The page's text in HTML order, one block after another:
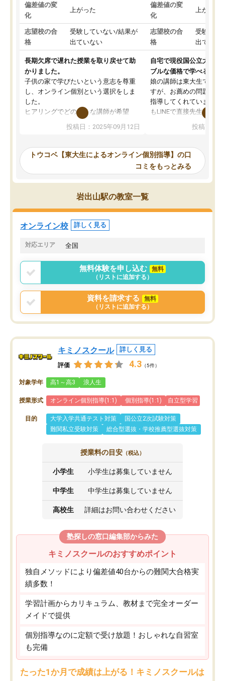
偏差値の変
化
上がった
志望校の合
格
受験していない/結果が
出ていない
長期欠席で遅れた授業を取り戻せて助
かりました。
子供の家で学びたいという意志を尊重
し、オンライン個別という選択をしま
した。
ヒアリングでどのような講師が希望
か、オプションは付帯するかなど選ぶ
事が出来ました。
ーティングを行い、その講師で良いか
見てから講師を決定する事ができま
す。
うちの子は、初回面談の講師の方で決
オンラインツールを使用した単語帳の
共有があり宿題もそちらで出される形
でした。
言う事で講師変更の申し出があり、あ
まりに短期での変更だった為、塾に通
う事にして退会しました。遅れも取り
戻せ、授業内容や講師の方は良かった
と思います。
投稿日：2025年09月12日
偏差値の変
化
上がった
志望校の合
格
受験して
出ていな
自宅で現役国公立大学生
ブルな価格で学べる
娘の講師は東大生では無
すが、お薦めの問題集や
指導してくれています。
もLINEで直接先生に質問
めれるので、個人に合
いなのがあり(有料)、受
ことをどんなスケジュー
くか相談したのですが、
ち期待したものではなく
くなってきたようなので
投稿日：
トウコベ【東大生によるオンライン個別指導】の口
コミをもっとみる
岩出山駅の教室一覧
オンライン校 詳しく見る
対応エリア 全国
無料体験を申し込む
無料
（リストに追加する）
資料を請求する
無料
（リストに追加する）
キミノスクール 詳しく見る
評価 4.3 （5件）
対象学年 高1～高3 浪人生
授業形式 オンライン個別指導(1:1) 個別指導(1:1) 自立型学習
目的 大学入学共通テスト対策
国公立2次試験対策
難関私立受験対策
総合型選抜・学校推薦型選抜対策
授業料の目安 （税込）
小学生 小学生は募集していません
中学生 中学生は募集していません
高校生 詳細はお問い合わせください
塾探しの窓口編集部からみた
キミノスクールのおすすめポイント
独自メソッドにより偏差値40台からの難関大合格実
績多数！
学習計画からカリキュラム、教材まで完全オーダー
メイドで提供
個別指導なのに定額で受け放題！おしゃれな自習室
も完備
たった1か月で成績は上がる！キミノスクールは